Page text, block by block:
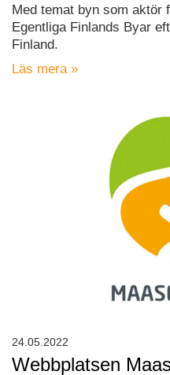
Med temat byn som aktör
Egentliga Finlands Byar
Finland.
Läs mera »
Webbplatsen
24.05.2022